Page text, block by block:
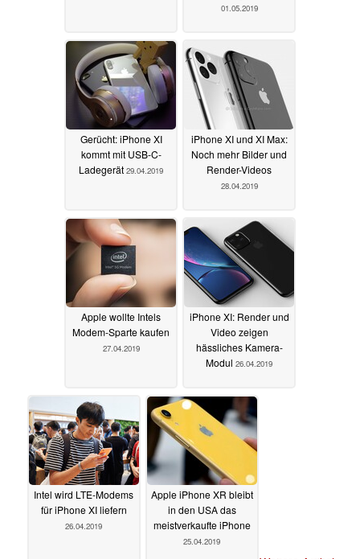
01.05.2019
Gerücht: iPhone XI
kommt mit USB-C-
Ladegerät 29.04.2019
iPhone XI und XI Max:
Noch mehr Bilder und
Render-Videos
28.04.2019
Apple wollte Intels
Modem-Sparte kaufen
27.04.2019
iPhone XI: Render und
Video zeigen
hässliches Kamera-
Modul 26.04.2019
Intel wird LTE-Modems
für iPhone XI liefern
26.04.2019
Apple iPhone XR bleibt
in den USA das
meistverkaufte iPhone
25.04.2019